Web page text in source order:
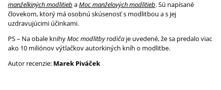
manželkiných modlitieb aMoc manželových modlitieb. Sú napísané
človekom, ktorý má osobnú skúsenosť s modlitbou a s jej
uzdravujúcimi účinkami.
PS – Na obale knihyMoc modlitby rodiča je uvedené, že sa predalo viac
ako 10 miliónov výtlačkov autorkiných kníh o modlitbe.
Autor recenzie: Marek Piváček